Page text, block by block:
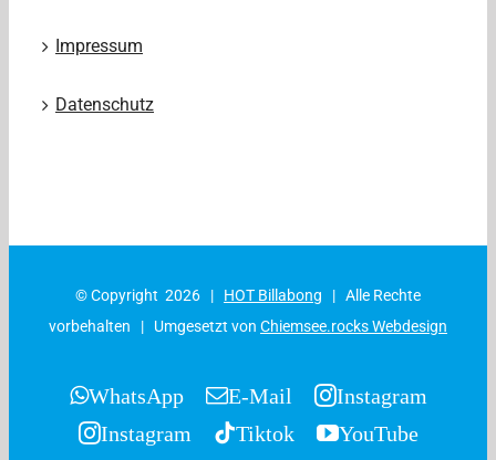
Impressum
Datenschutz
© Copyright 2026 | HOT Billabong | Alle Rechte
vorbehalten | Umgesetzt von Chiemsee.rocks Webdesign
WhatsApp E-Mail
Instagram
Instagram
Tiktok YouTube